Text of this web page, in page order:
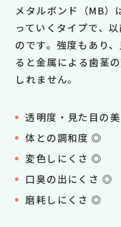
メタルボンド（MB）
っていくタイプで、
のです。強度もあり
ると金属による歯茎
しれません。
透明度・見た目の
体との調和度 ◎
変色しにくさ ◎
口臭の出にくさ ◎
磨耗しにくさ ◎